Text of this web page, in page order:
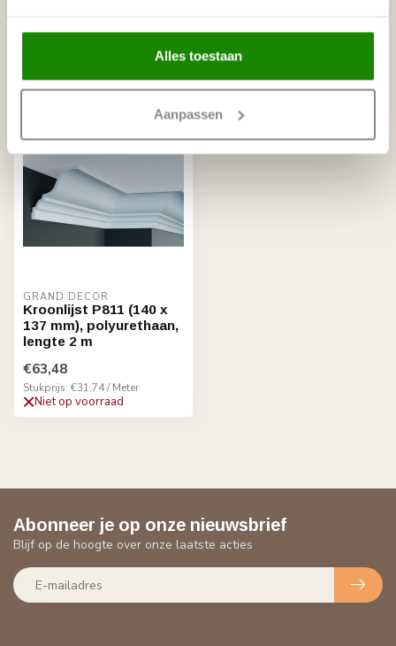
Alles toestaan
Aanpassen
Recent bekeken
GRAND DECOR
Kroonlijst P811 (140 x
137 mm), polyurethaan,
lengte 2 m
€63,48
Stukprijs: €31,74 / Meter
Niet op voorraad
Abonneer je op onze nieuwsbrief
Blijf op de hoogte over onze laatste acties